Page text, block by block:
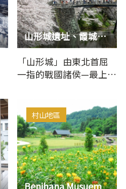
山形城遺址、霞城公園
「山形城」由東北首屈
一指的戰國諸侯—最上義
名…
Benihana Musuem
村山地區